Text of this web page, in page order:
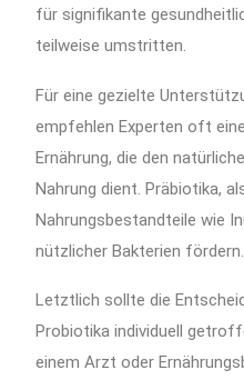
für signifikante
teilweise umstritten.
Für eine gezielte
empfehlen Experten oft
Ernährung, die den
Nahrung dient. Präbiotika,
Nahrungsbestandteile wie
nützlicher Bakterien fördern.
Letztlich sollte die
Probiotika individuell
einem Arzt oder